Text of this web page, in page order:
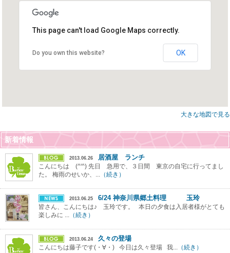
This page can't load Google Maps correctly.
Do you own this website? OK
大きな地図で見る
新着情報
2013.06.26 居酒屋 ランチ
こんにちは (^'^) 先日 急用で、３日間 東京の自宅に行ってまし
た。 梅雨のせいか、...
（続き）
2013.06.25 6/24 神奈川県郷土料理 玉玲
皆さん、こんにちは♪ 玉玲です。 本日の夕食は入居者様がとても
楽しみに ...
（続き）
2013.06.24 久々の登場
こんにちは藤子です(・∀・) 今日は久々登場 我... （続き）